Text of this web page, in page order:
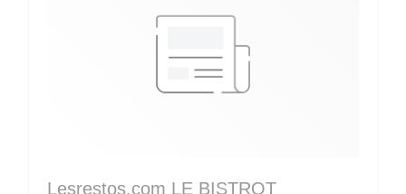
Lesrestos.com LE BISTROT